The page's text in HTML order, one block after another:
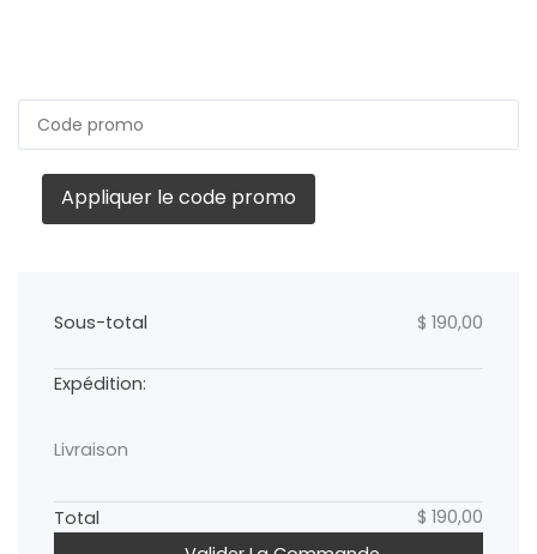
Appliquer le code promo
Sous-total $ 190,00
Livraison
Total $ 190,00